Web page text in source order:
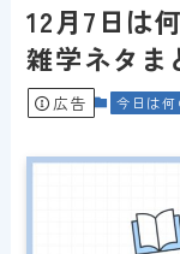
12月7日は
雑学ネタま
広告 今日は何